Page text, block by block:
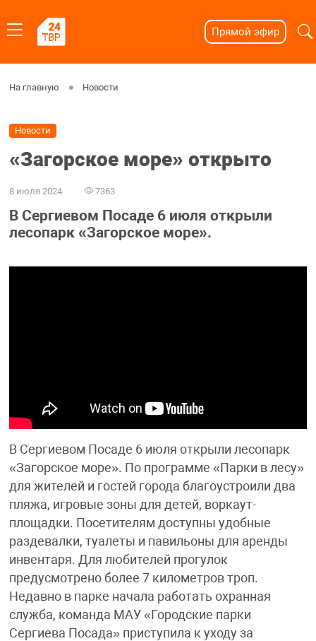
Прямой эфир
На главную Новости
Новости
«Загорское море» открыто
8 июля 2024 7363
В Сергиевом Посаде 6 июля открыли
лесопарк «Загорское море».
В Сергиевом Посаде 6 июля открыли лесопарк
«Загорское море». По программе «Парки в лесу»
для жителей и гостей города благоустроили два
пляжа, игровые зоны для детей, воркаут-
площадки. Посетителям доступны удобные
раздевалки, туалеты и павильоны для аренды
инвентаря. Для любителей прогулок
предусмотрено более 7 километров троп.
Недавно в парке начала работать охранная
служба, команда МАУ «Городские парки
Сергиева Посада» приступила к уходу за